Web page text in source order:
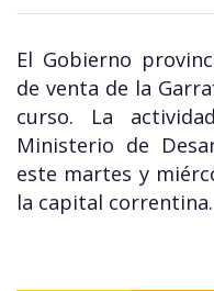
El Gobierno
de venta de la
curso. La
Ministerio de
este martes y
la capital correntina.